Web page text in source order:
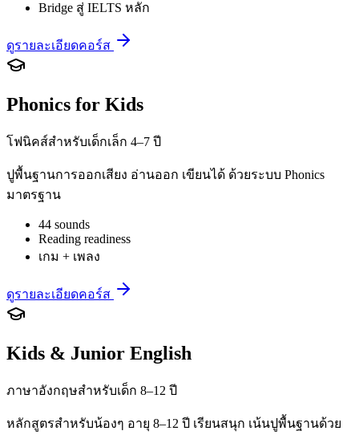
Bridge สู่ IELTS หลัก
ดูรายละเอียดคอร์ส
Phonics for Kids
โฟนิคส์สำหรับเด็กเล็ก 4–7 ปี
ปูพื้นฐานการออกเสียง อ่านออก เขียนได้ ด้วยระบบ Phonics
มาตรฐาน
44 sounds
Reading readiness
เกม + เพลง
ดูรายละเอียดคอร์ส
Kids & Junior English
ภาษาอังกฤษสำหรับเด็ก 8–12 ปี
หลักสูตรสำหรับน้องๆ อายุ 8–12 ปี เรียนสนุก เน้นปูพื้นฐานด้วย